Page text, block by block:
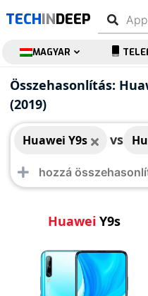
TECHINDEEP
MAGYAR
Összehasonlítás:
(2019)
Huawei Y9s vs
Huawei Y9s
Huawei Y9s